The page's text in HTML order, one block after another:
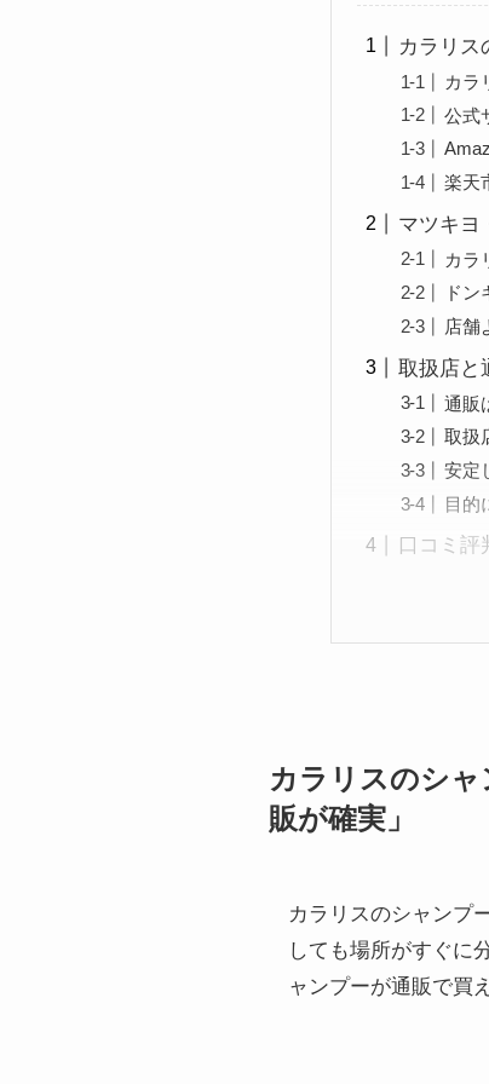
カラリス
カラ
公式
楽天
マツキヨ
カラ
ド
店舗
取扱店と
通販
取扱
安定
目的
口コミ評
カラリスのシ
販が確実」
カラリスのシャンプ
しても場所がすぐに
ャンプーが通販で買